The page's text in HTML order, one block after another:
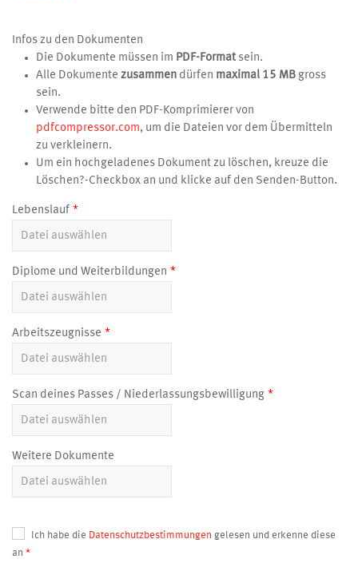
Infos zu den Dokumenten
Die Dokumente müssen im PDF-Format sein.
Alle Dokumente zusammen dürfen maximal 15 MB gross
sein.
Verwende bitte den PDF-Komprimierer von
pdfcompressor.com, um die Dateien vor dem Übermitteln
zu verkleinern.
Um ein hochgeladenes Dokument zu löschen, kreuze die
Löschen?-Checkbox an und klicke auf den Senden-Button.
Lebenslauf
Diplome und Weiterbildungen
Arbeitszeugnisse
Scan deines Passes / Niederlassungsbewilligung
Weitere Dokumente
Ich habe die Datenschutzbestimmungen gelesen und erkenne diese
an